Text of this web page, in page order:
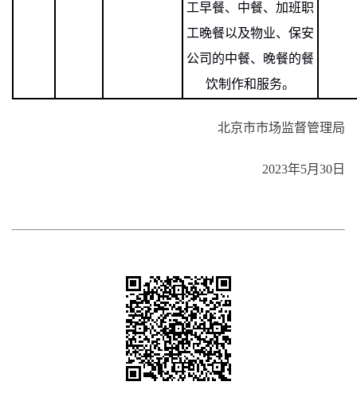
工早餐、中餐、加班职
工晚餐以及物业、保安
公司的中餐、晚餐的餐
饮制作和服务。
北京市市场监督管理局
2023年5月30日